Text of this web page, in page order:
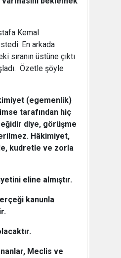
Kemal
En arkada
sıranın üstüne çıktı
Özetle şöyle
(egemenlik)
tarafından hiç
diye, görüşme
Hâkimiyet,
kudretle ve zorla
eline almıştır.
kanunla
Meclis ve